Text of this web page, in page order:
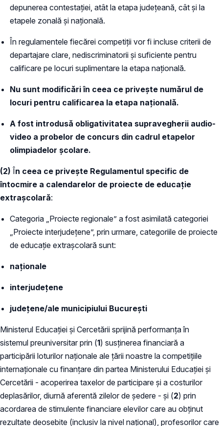
depunerea contestației, atât la etapa județeană, cât și la
etapele zonală și națională.
În regulamentele fiecărei competiții vor fi incluse criterii de
departajare clare, nediscriminatorii și suficiente pentru
calificare pe locuri suplimentare la etapa națională.
Nu sunt modificări în ceea ce privește numărul de
locuri pentru calificarea la etapa națională.
A fost introdusă obligativitatea supravegherii audio-
video a probelor de concurs din cadrul etapelor
olimpiadelor școlare.
(2) În ceea ce privește Regulamentul specific de
întocmire a calendarelor de proiecte de educație
extrașcolară:
Categoria „Proiecte regionale” a fost asimilată categoriei
„Proiecte interjudețene”, prin urmare, categoriile de proiecte
de educație extrașcolară sunt:
naționale
interjudețene
județene/ale municipiului București
Ministerul Educației și Cercetării sprijină performanța în
sistemul preuniversitar prin (1) susținerea financiară a
participării loturilor naționale ale țării noastre la competițiile
internaționale cu finanțare din partea Ministerului Educației și
Cercetării - acoperirea taxelor de participare și a costurilor
deplasărilor, diurnă aferentă zilelor de ședere - și (2) prin
acordarea de stimulente financiare elevilor care au obținut
rezultate deosebite (inclusiv la nivel național), profesorilor care